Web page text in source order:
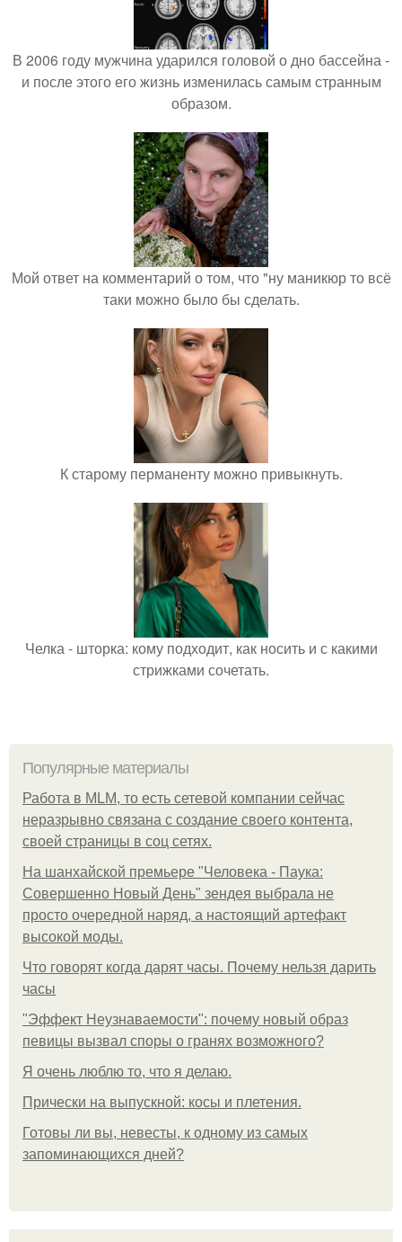
В 2006 году мужчина ударился головой о дно бассейна -
и после этого его жизнь изменилась самым странным
образом.
Мой ответ на комментарий о том, что "ну маникюр то всё
таки можно было бы сделать.
К старому перманенту можно привыкнуть.
Челка - шторка: кому подходит, как носить и с какими
стрижками сочетать.
Популярные материалы
Работа в MLM, то есть сетевой компании сейчас
неразрывно связана с создание своего контента,
своей страницы в соц сетях.
На шанхайской премьере "Человека - Паука:
Совершенно Новый День" зендея выбрала не
просто очередной наряд, а настоящий артефакт
высокой моды.
Что говорят когда дарят часы. Почему нельзя дарить
часы
"Эффект Неузнаваемости": почему новый образ
певицы вызвал споры о гранях возможного?
Я очень люблю то, что я делаю.
Прически на выпускной: косы и плетения.
Готовы ли вы, невесты, к одному из самых
запоминающихся дней?